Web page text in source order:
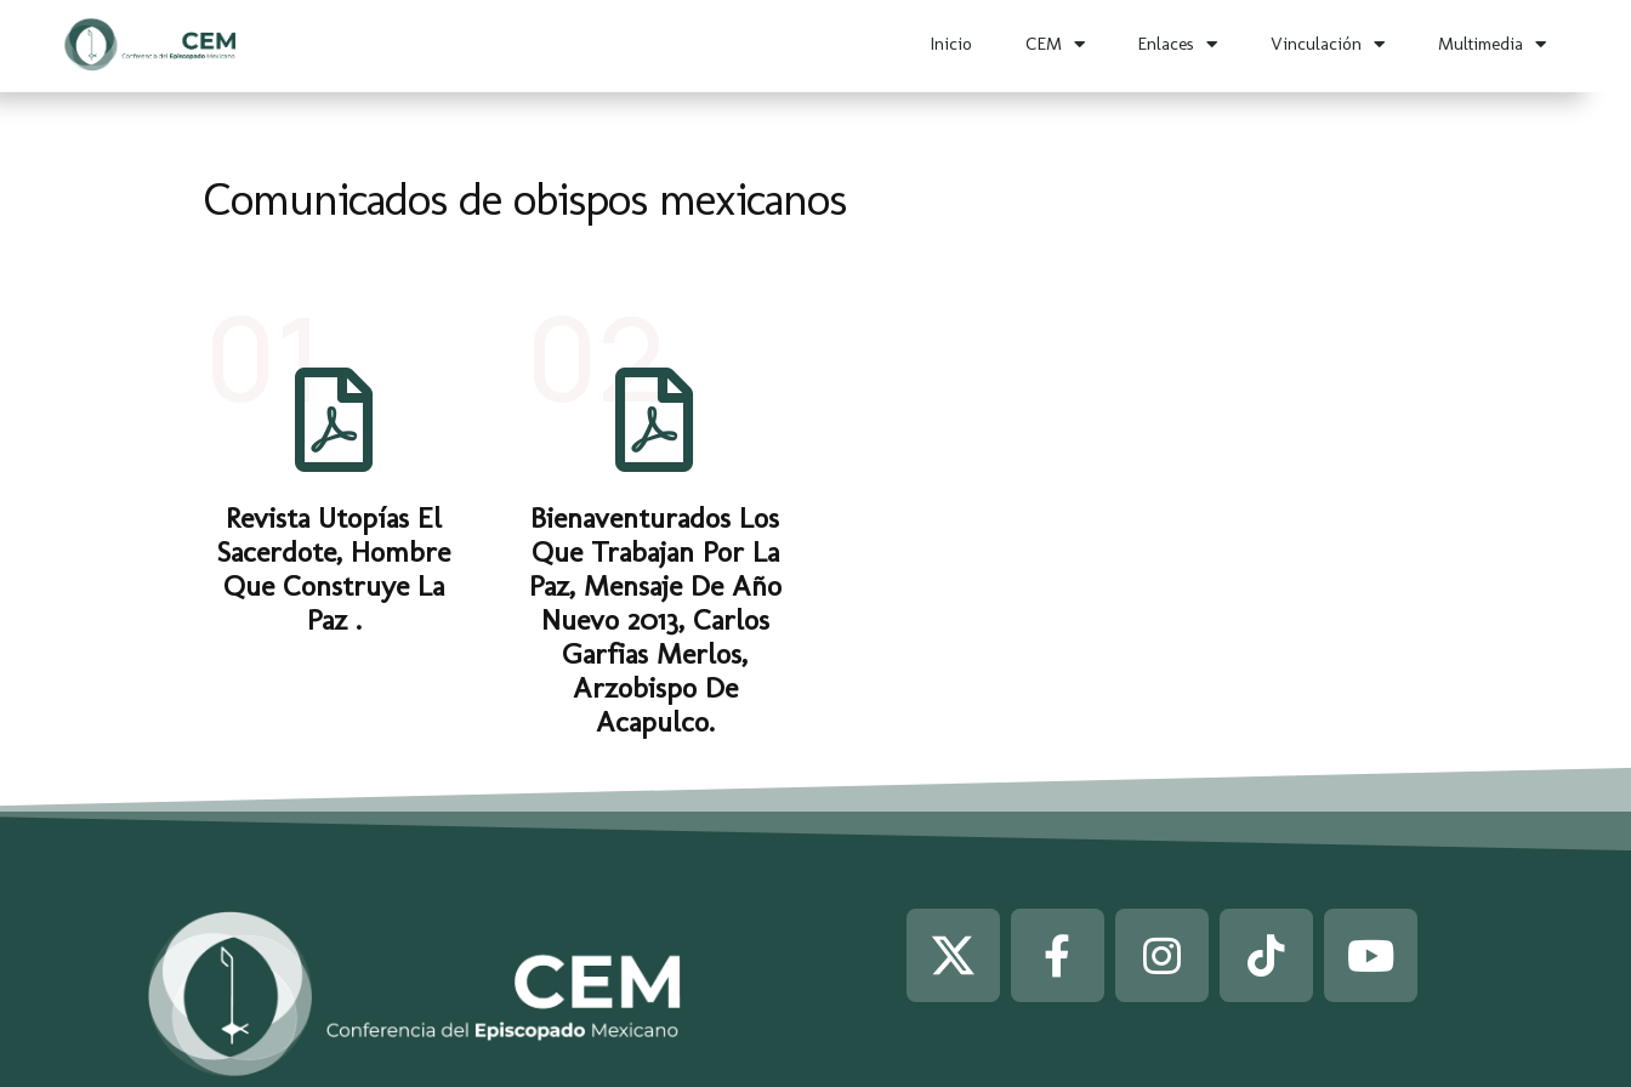
Inicio CEM Enlaces Vinculación Multimedia
Comunicados de obispos mexicanos
01
Revista Utopías El
Sacerdote, Hombre
Que Construye La
Paz .
02
Bienaventurados Los
Que Trabajan Por La
Paz, Mensaje De Año
Nuevo 2013, Carlos
Garfias Merlos,
Arzobispo De
Acapulco.